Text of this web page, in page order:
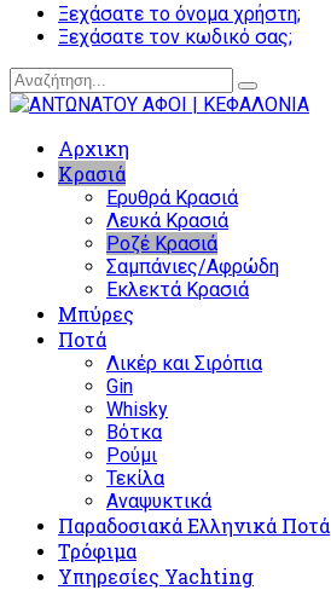
Ξεχάσατε το όνομα χρήστη;
Ξεχάσατε τον κωδικό σας;
Αρχικη
Κρασιά
Ερυθρά Κρασιά
Λευκά Κρασιά
Ροζέ Κρασιά
Σαμπάνιες/Αφρώδη
Εκλεκτά Κρασιά
Μπύρες
Ποτά
Λικέρ και Σιρόπια
Gin
Whisky
Βότκα
Ρούμι
Τεκίλα
Αναψυκτικά
Παραδοσιακά Ελληνικά Ποτά
Τρόφιμα
Υπηρεσίες Yachting